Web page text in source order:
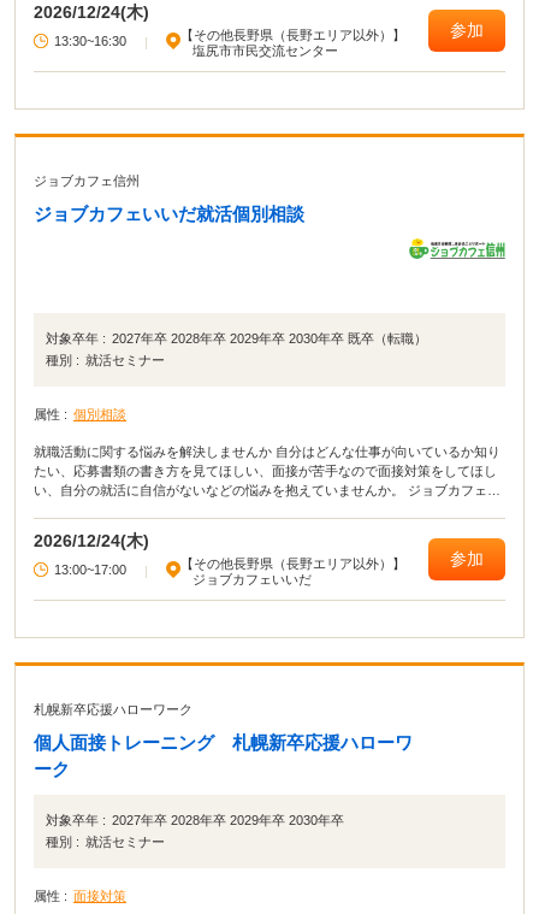
2026/12/24(木)
13:30~16:30
【その他長野県（長野エリア以外）】
塩尻市市民交流センター
参加
ジョブカフェ信州
ジョブカフェいいだ就活個別相談
対象卒年 : 2027年卒 2028年卒 2029年卒 2030年卒 既卒（転職）
種別 : 就活セミナー
属性 : 個別相談
就職活動に関する悩みを解決しませんか 自分はどんな仕事が向いているか知り
たい、応募書類の書き方を見てほしい、面接が苦手なので面接対策をしてほし
い、自分の就活に自信がないなどの悩みを抱えていませんか。 ジョブカフェい
コンサルタントによる個別相談を実施します。 なお、この事業は、ジョブカフ
ェ信州との共催です。
2026/12/24(木)
13:00~17:00
【その他長野県（長野エリア以外）】
ジョブカフェいいだ
参加
札幌新卒応援ハローワーク
個人面接トレーニング 札幌新卒応援ハローワ
ーク
対象卒年 : 2027年卒 2028年卒 2029年卒 2030年卒
種別 : 就活セミナー
属性 : 面接対策